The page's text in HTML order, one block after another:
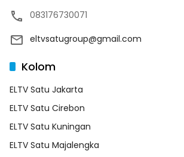
083176730071
eltvsatugroup@gmail.com
Kolom
ELTV Satu Jakarta
ELTV Satu Cirebon
ELTV Satu Kuningan
ELTV Satu Majalengka